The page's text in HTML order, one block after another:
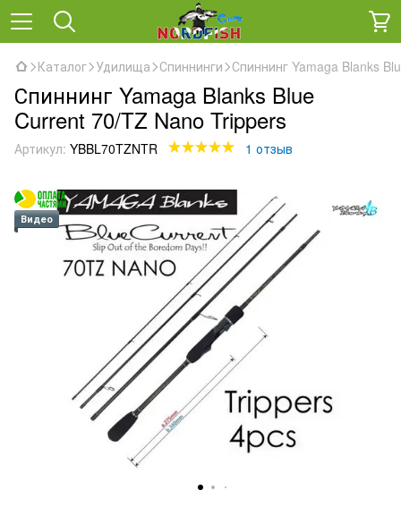
Каталог Удилища Спиннинги Спиннинг Yamaga Blanks
Спиннинг Yamaga Blanks Blue
Current 70/TZ Nano Trippers
Артикул: YBBL70TZNTR 1 отзыв
Видео